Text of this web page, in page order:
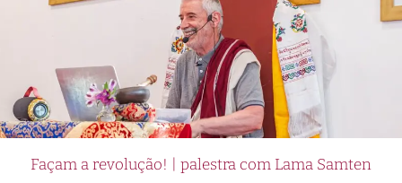
Façam a revolução! | palestra com Lama Samten